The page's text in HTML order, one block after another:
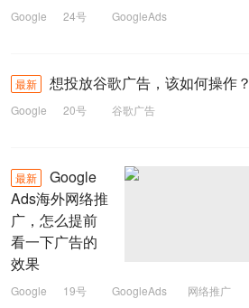
Google 24号 GoogleAds
最新 想投放谷歌广告，该如何操作？
Google 20号 谷歌广告
最新
Google
Ads海外网络推
广，怎么提前
看一下广告的
效果
Google 19号 GoogleAds 网络推广